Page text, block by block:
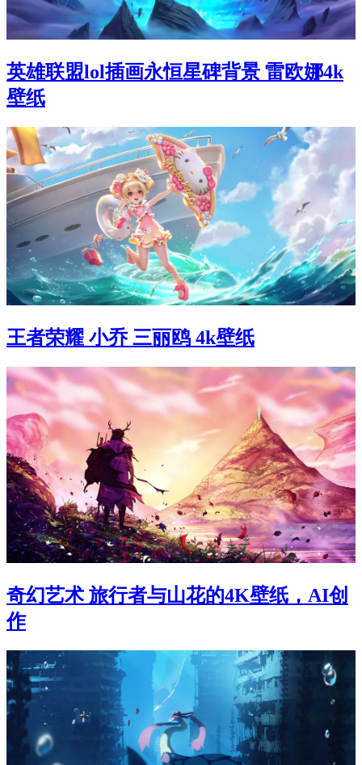
英雄联盟lol插画永恒星碑背景 雷欧娜4k
壁纸
王者荣耀 小乔 三丽鸥 4k壁纸
奇幻艺术 旅行者与山花的4K壁纸，AI创
作